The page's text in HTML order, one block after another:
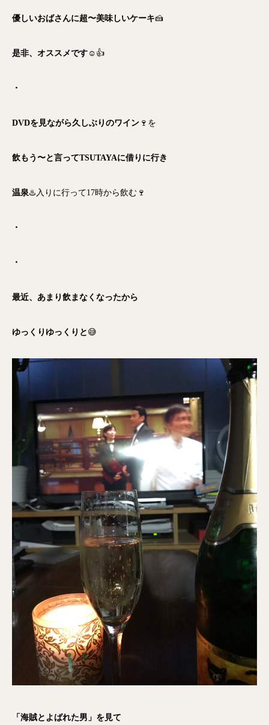
優しいおばさんに超〜美味しいケーキ🍰
是非、オススメです ☺️👍
・
DVDを見ながら久しぶりのワイン 🍷を
飲もう〜と言ってTSUTAYAに借りに行き
温泉♨️入りに行って17時から飲む🍷
・
・
最近、あまり飲まなくなったから
ゆっくりゆっくりと 😅
「海賊とよばれた男」を見て